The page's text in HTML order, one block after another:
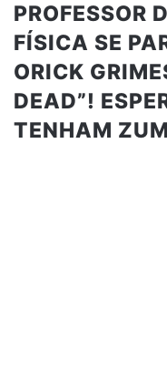
PROFESSOR
FÍSICA SE
ORICK
DEAD”!
TENHAM